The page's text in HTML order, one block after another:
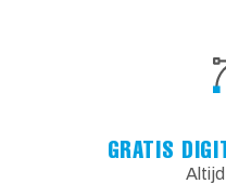
GRATIS
Altijd